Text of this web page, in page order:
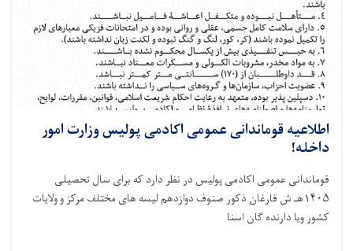
اطلاعیه قوماندانی عمومی اکادمی پولیس وزارت امور
داخله!
قوماندانی عمومی اکادمی پولیس در نظر دارد که برای سال تحصیلی
۱۴۰۵هـ ش فارغان ذکور صنوف دوازدهم لیسه های مختلف مرکز و ولایات
کشور ویا دارنده گان اسنا